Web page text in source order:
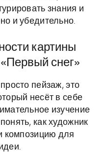
знания и
и убедительно.
картины
снег»
пейзаж, это
несёт в себе
изучение
как художник
композицию для